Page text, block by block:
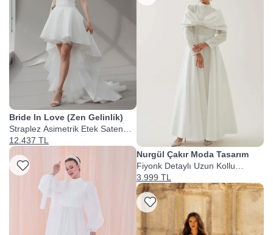
Bride In Love (Zen Gelinlik)
Straplez Asimetrik Etek Saten
Tüllü A Kesim Gelinlik
12.437 TL
Listeme Ekle
Nurgül Çakır Moda Tasarım
Fiyonk Detaylı Uzun Kollu
Gelinlik
3.999 TL
Listeme Ekle